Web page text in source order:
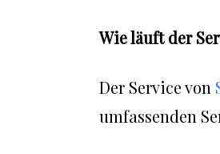
Wie läuft der
Der Service von
umfassenden